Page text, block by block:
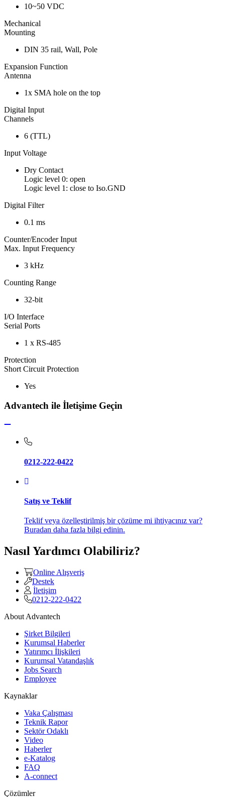
10~50 VDC
Mechanical
Mounting
DIN 35 rail, Wall, Pole
Expansion Function
Antenna
1x SMA hole on the top
Digital Input
Channels
6 (TTL)
Input Voltage
Dry Contact
Logic level 0: open
Logic level 1: close to Iso.GND
Digital Filter
0.1 ms
Counter/Encoder Input
Max. Input Frequency
3 kHz
Counting Range
32-bit
I/O Interface
Serial Ports
1 x RS-485
Protection
Short Circuit Protection
Yes
Advantech ile İletişime Geçin
0212-222-0422
Satış ve Teklif
Teklif veya özelleştirilmiş bir çözüme mi ihtiyacınız var?
Buradan daha fazla bilgi edinin.
Nasıl Yardımcı Olabiliriz?
Online Alışveriş
Destek
İletişim
0212-222-0422
About Advantech
Şirket Bilgileri
Kurumsal Haberler
Yatırımcı İlişkileri
Kurumsal Vatandaşlık
Jobs Search
Employee
Kaynaklar
Vaka Çalışması
Teknik Rapor
Sektör Odaklı
Video
Haberler
e-Katalog
FAQ
A-connect
Çözümler